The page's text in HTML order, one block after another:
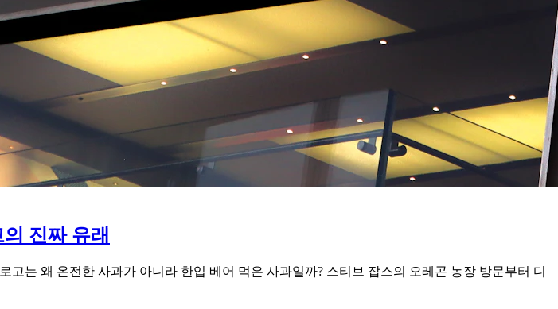
진짜 유래
는 왜 온전한 사과가 아니라 한입 베어 먹은 사과일까? 스티브 잡스의 오레곤 농장 방문부터 디